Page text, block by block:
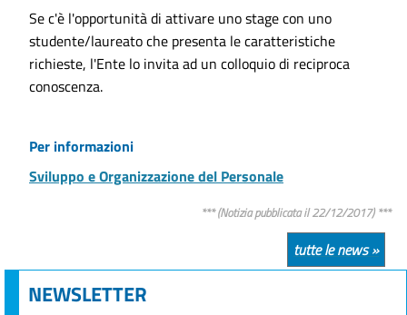
Se c'è l'opportunità di attivare uno stage con uno
studente/laureato che presenta le caratteristiche
richieste, l'Ente lo invita ad un colloquio di reciproca
conoscenza.
Per informazioni
Sviluppo e Organizzazione del Personale
*** (Notizia pubblicata il 22/12/2017) ***
tutte le news »
NEWSLETTER